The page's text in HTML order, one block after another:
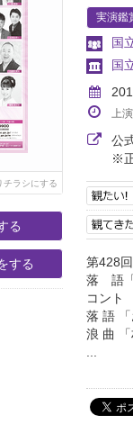
チラシにする
る
する
実演鑑
国
国
上
公
※
第428
落
コ
落
浪